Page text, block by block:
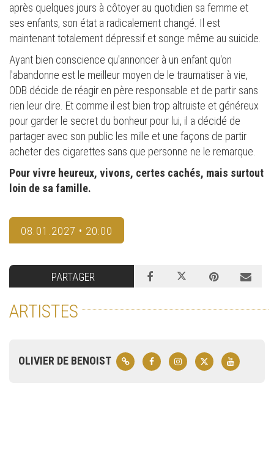
après quelques jours à côtoyer au quotidien sa femme et
ses enfants, son état a radicalement changé. Il est
maintenant totalement dépressif et songe même au suicide.
Ayant bien conscience qu'annoncer à un enfant qu'on
l'abandonne est le meilleur moyen de le traumatiser à vie,
ODB décide de réagir en père responsable et de partir sans
rien leur dire. Et comme il est bien trop altruiste et généreux
pour garder le secret du bonheur pour lui, il a décidé de
partager avec son public les mille et une façons de partir
acheter des cigarettes sans que personne ne le remarque.
Pour vivre heureux, vivons, certes cachés, mais surtout
loin de sa famille.
08.01.2027 • 20:00
PARTAGER
ARTISTES
OLIVIER DE BENOIST